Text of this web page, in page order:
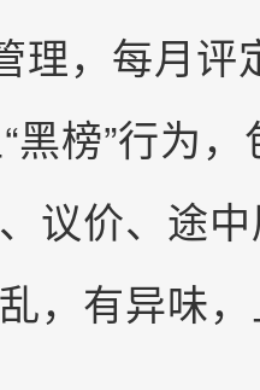
理，每月
黑榜”行为
议价、途
，有异味